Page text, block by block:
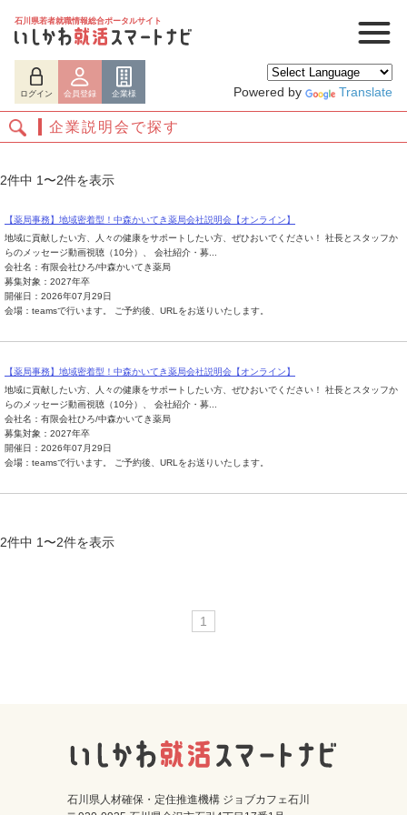
石川県若者就職情報総合ポータルサイト
ログイン 会員登録 企業様 Powered by Translate
ログイン 会員登録
企業説明会で探す
2件中 1〜2件を表示
【薬局事務】地域密着型！中森かいてき薬局会社説明会【オンライン】
地域に貢献したい方、人々の健康をサポートしたい方、ぜひおいでください！ 社長とスタッフか
らのメッセージ動画視聴（10分）、 会社紹介・募...
会社名：有限会社ひろ/中森かいてき薬局
募集対象：2027年卒
開催日：2026年07月29日
会場：teamsで行います。 ご予約後、URLをお送りいたします。
【薬局事務】地域密着型！中森かいてき薬局会社説明会【オンライン】
地域に貢献したい方、人々の健康をサポートしたい方、ぜひおいでください！ 社長とスタッフか
らのメッセージ動画視聴（10分）、 会社紹介・募...
会社名：有限会社ひろ/中森かいてき薬局
募集対象：2027年卒
開催日：2026年07月29日
会場：teamsで行います。 ご予約後、URLをお送りいたします。
2件中 1〜2件を表示
1
石川県人材確保・定住推進機構 ジョブカフェ石川